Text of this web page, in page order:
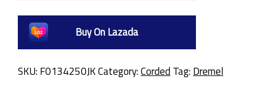
Buy On Lazada
SKU: F0134250JKCategory:Corded Tag: Dremel